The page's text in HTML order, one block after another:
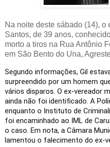
Na noite deste sábado (14),
Santos, de 39 anos,
morto a tiros na Rua Antônio
em São Bento do Una,
Segundo informações, Gil
surpreendido por um homem
vários disparos. O ex-vereador
ainda não foi identificado. A
enquanto o Instituto de
foi encaminhado ao IML de
o caso. Em nota, a Câmara
lamentou o falecimento do ex-